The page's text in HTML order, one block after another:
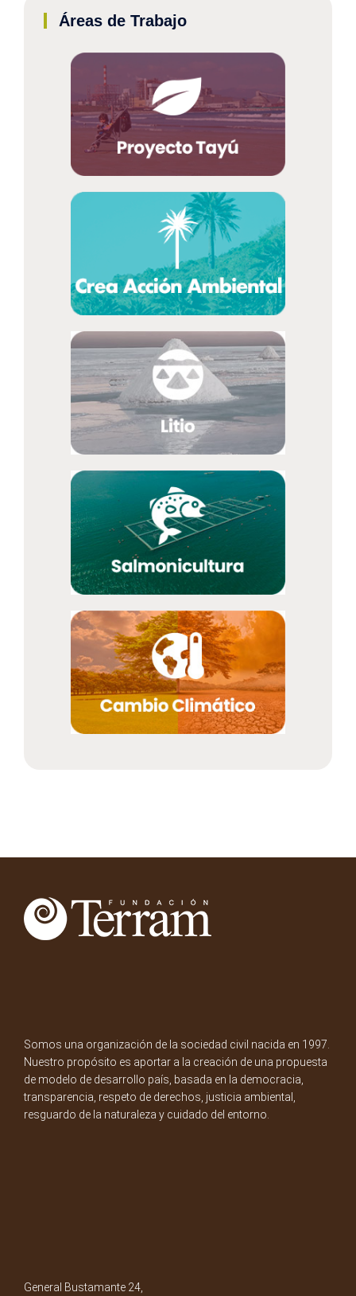
Áreas de Trabajo
Somos una organización de la sociedad civil nacida en 1997.
Nuestro propósito es aportar a la creación de una propuesta
de modelo de desarrollo país, basada en la democracia,
transparencia, respeto de derechos, justicia ambiental,
resguardo de la naturaleza y cuidado del entorno.
General Bustamante 24,